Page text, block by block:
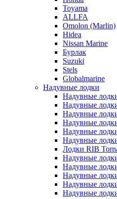
Toyama
ALLFA
Omolon (Marlin)
Hidea
Nissan Marine
Бурлак
Suzuki
Stels
Globalmarine
Надувные лодки
Надувные
Надувные
Надувные
Надувные
Надувные
Надувные
Лодки RIB
Надувные
Надувные
Надувные
Надувные
Надувные